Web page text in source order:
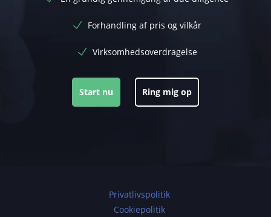
Forhandling af pris og vilkår
Virksomhedsoverdragelse
Start nu Ring mig op
Privatlivspolitik
Cookiepolitik